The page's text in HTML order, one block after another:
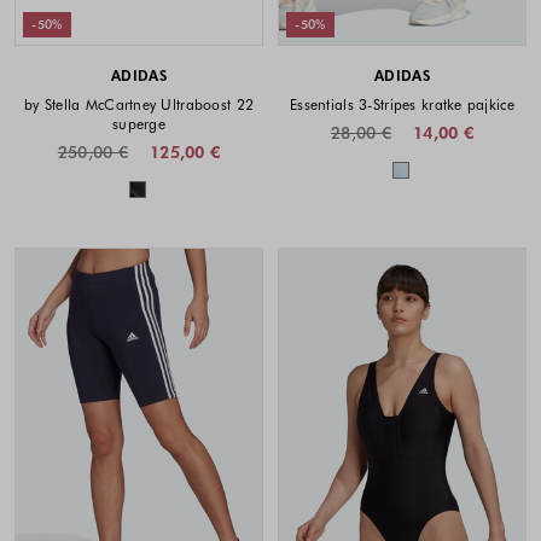
-50%
ADIDAS
by Stella McCartney Ultraboost 22
superge
125,00 €
250,00 €
Barve na voljo
-50%
ADIDAS
Essentials 3-Stripes kratke pajkice
14,00 €
28,00 €
Barve na voljo